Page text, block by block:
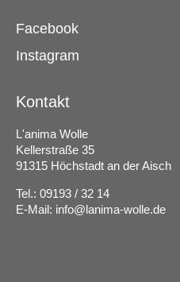
Facebook
Instagram
Kontakt
L'anima Wolle
Kellerstraße 35
91315 Höchstadt an der Aisch
Tel.: 09193 / 32 14
E-Mail: info@lanima-wolle.de